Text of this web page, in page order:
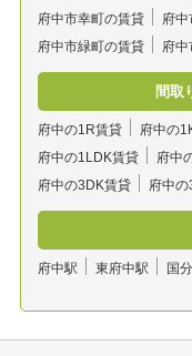
府中市幸町の賃貸
府
府中市緑町の賃貸
府
間取
府中の1R賃貸 府中の
府中の1LDK賃貸
府中
府中の3DK賃貸
府中
府中駅 東府中駅 国